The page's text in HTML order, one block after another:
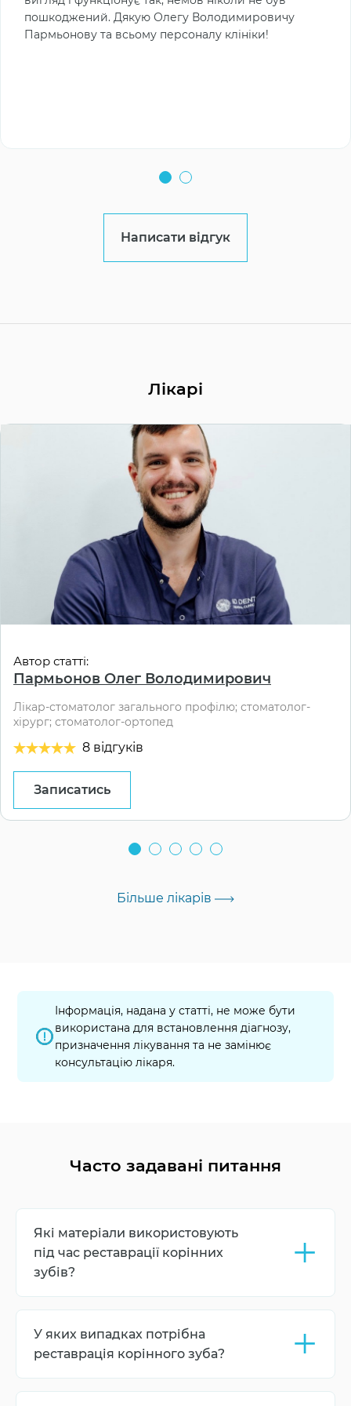
пошкоджений. Дякую Олегу Володимировичу
Пармьонову та всьому персоналу клініки!
Написати відгук
Лікарі
Автор статті:
Пармьонов Олег Володимирович
Лікар-стоматолог загального профілю; стоматолог-
хірург; стоматолог-ортопед
8 відгуків
Записатись
Більше лікарів
Інформація, надана у статті, не може бути
використана для встановлення діагнозу,
призначення лікування та не замінює
консультацію лікаря.
Часто задавані питання
Які матеріали використовують
під час реставрації корінних
зубів?
+
металокераміка - залежно від потреб і
вподобань пацієнта. У кожного з варіантів є свої
У яких випадках потрібна
реставрація корінного зуба?
+